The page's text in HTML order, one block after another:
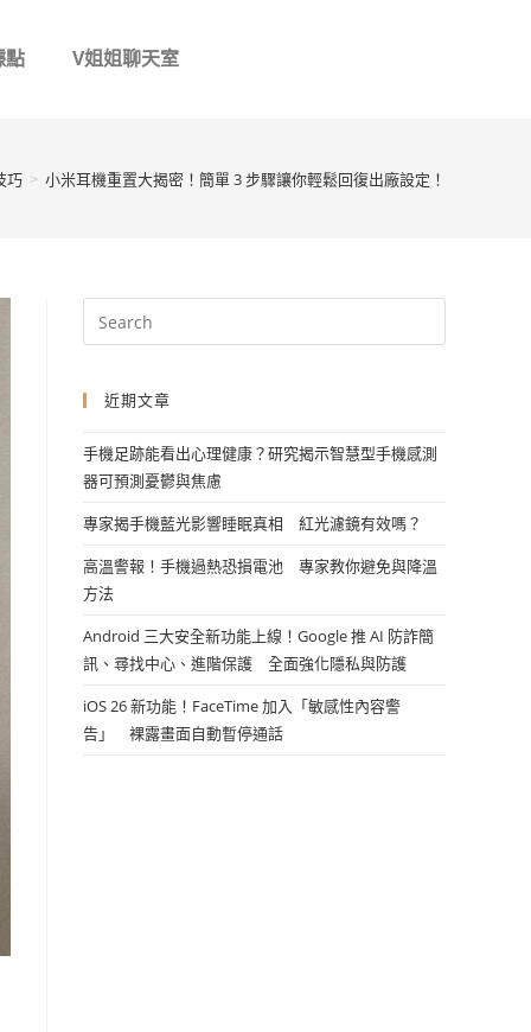
點 V姐姐聊天室
巧 > 小米耳機重置大揭密！簡單 3 步驟讓你輕鬆回復出廠設定！
近期文章
手機足跡能看出心理健康？研究揭示智慧型手機感測
器可預測憂鬱與焦慮
專家揭手機藍光影響睡眠真相 紅光濾鏡有效嗎？
高溫警報！手機過熱恐損電池 專家教你避免與降溫
方法
Android 三大安全新功能上線！Google 推 AI 防詐簡
訊、尋找中心、進階保護 全面強化隱私與防護
iOS 26 新功能！FaceTime 加入「敏感性內容警
告」 裸露畫面自動暫停通話